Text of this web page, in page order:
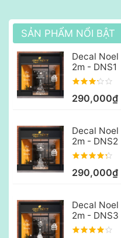
SẢN PHẨM NỔI BẬT
Decal
2m - DNS1
290,000₫
Decal
2m - DNS2
290,000₫
Decal
2m - DNS3